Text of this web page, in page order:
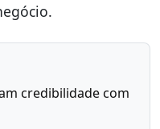
credibilidade com